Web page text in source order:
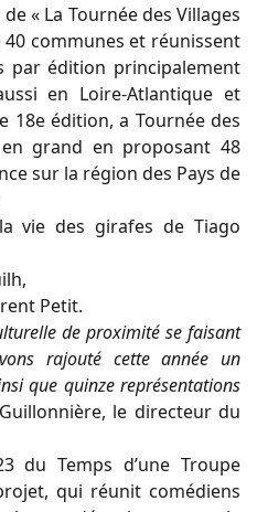
« La Tournée des Villages
communes et réunissent
par édition principalement
en Loire-Atlantique et
18e édition, a Tournée des
grand en proposant 48
sur la région des Pays de
vie des girafes de Tiago
Petit.
de proximité se faisant
rajouté cette année un
que quinze représentations
le directeur du
du Temps d’une Troupe
qui réunit comédiens